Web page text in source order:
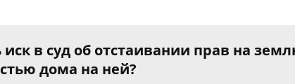
иск в суд об отстаивании прав на
дома на ней?